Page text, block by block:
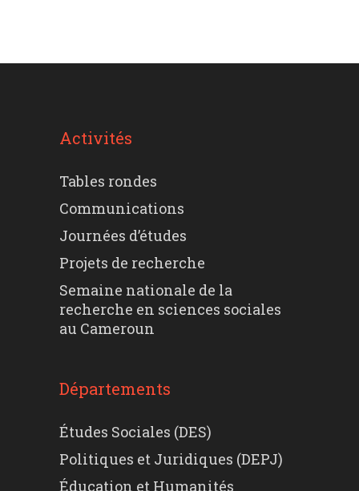
Activités
Tables rondes
Communications
Journées d’études
Projets de recherche
Semaine nationale de la
recherche en sciences sociales
au Cameroun
Départements
Études Sociales (DES)
Politiques et Juridiques (DEPJ)
Éducation et Humanités